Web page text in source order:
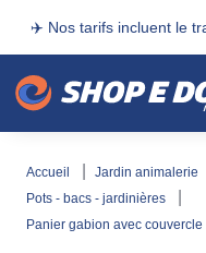
✈️ Nos tarifs incluent le
accueil jardin animalerie
pots - bacs - jardinières
panier gabion avec